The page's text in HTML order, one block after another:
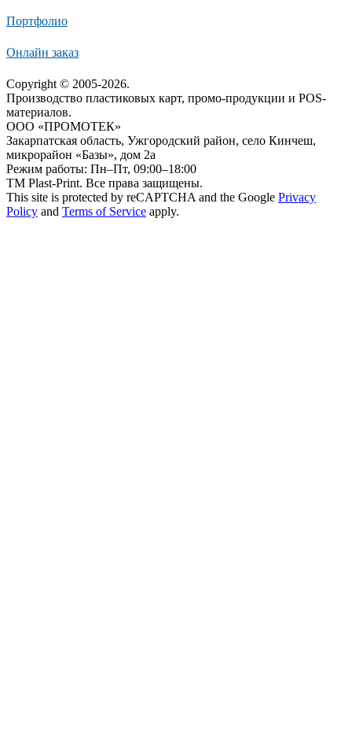
Портфолио
Онлайн заказ
Copyright © 2005-2026.
Производство пластиковых карт, промо-продукции и POS-
материалов.
ООО «ПРОМОТЕК»
Закарпатская область, Ужгородский район, село Кинчеш,
микрорайон «Базы», дом 2а
Режим работы: Пн–Пт, 09:00–18:00
ТМ Plast-Print. Все права защищены.
This site is protected by reCAPTCHA and the Google Privacy
Policy and Terms of Service apply.